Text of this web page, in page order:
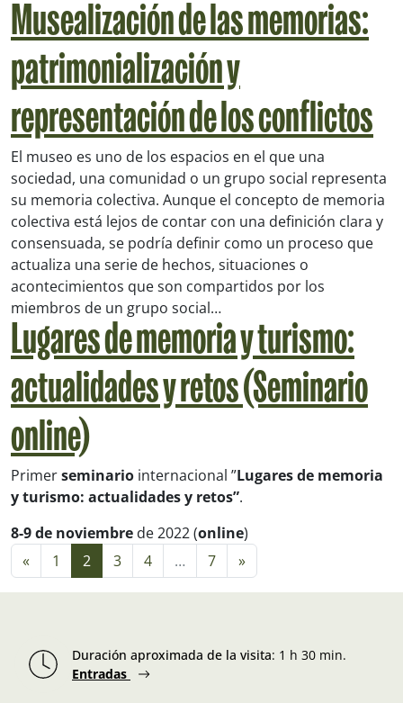
Musealización de las memorias:
patrimonialización y
representación de los conflictos
El museo es uno de los espacios en el que una
sociedad, una comunidad o un grupo social representa
su memoria colectiva. Aunque el concepto de memoria
colectiva está lejos de contar con una definición clara y
consensuada, se podría definir como un proceso que
actualiza una serie de hechos, situaciones o
acontecimientos que son compartidos por los
miembros de un grupo social…
Lugares de memoria y turismo:
actualidades y retos (Seminario
online)
Primerseminario internacional ”Lugares de memoria
y turismo: actualidades y retos”.
8-9 de noviembre de 2022 (online)
Navegación de entradas
« 1 2 3 4 … 7 »
Duración aproximada de la visita: 1 h 30 min.
Entradas